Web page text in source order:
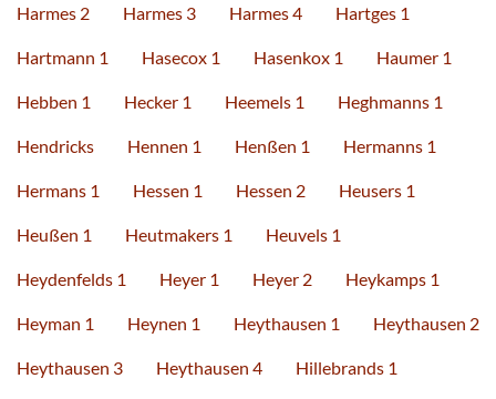
Harmes 2 Harmes 3 Harmes 4 Hartges 1
Hartmann 1 Hasecox 1 Hasenkox 1 Haumer 1
Hebben 1 Hecker 1 Heemels 1 Heghmanns 1
Hendricks Hennen 1 Henßen 1 Hermanns 1
Hermans 1 Hessen 1 Hessen 2 Heusers 1
Heußen 1 Heutmakers 1 Heuvels 1
Heydenfelds 1 Heyer 1 Heyer 2 Heykamps 1
Heyman 1 Heynen 1 Heythausen 1 Heythausen 2
Heythausen 3 Heythausen 4 Hillebrands 1